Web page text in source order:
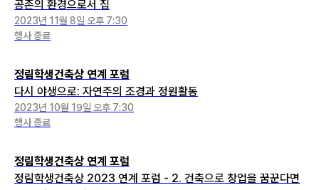
공존의 환경으로서 집
2023년 11월 8일 오후 7:30
행사 종료
정림학생건축상 연계 포럼
다시 야생으로: 자연주의 조경과 정원활동
2023년 10월 19일 오후 7:30
행사 종료
정림학생건축상 연계 포럼
정림학생건축상 2023 연계 포럼 - 2. 건축으로 창업을 꿈꾼다면